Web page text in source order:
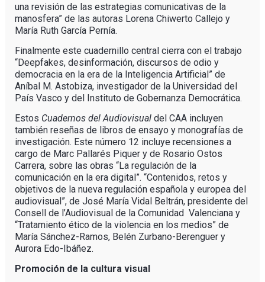
una revisión de las estrategias comunicativas de la
manosfera” de las autoras Lorena Chiwerto Callejo y
María Ruth García Pernía.
Finalmente este cuadernillo central cierra con el trabajo
“Deepfakes, desinformación, discursos de odio y
democracia en la era de la Inteligencia Artificial” de
Aníbal M. Astobiza, investigador de la Universidad del
País Vasco y del Instituto de Gobernanza Democrática.
Estos Cuadernos del Audiovisualdel CAA incluyen
también reseñas de libros de ensayo y monografías de
investigación. Este número 12 incluye recensiones a
cargo de Marc Pallarés Piquer y de Rosario Ostos
Carrera, sobre las obras “La regulación de la
comunicación en la era digital”. “Contenidos, retos y
objetivos de la nueva regulación española y europea del
audiovisual”, de José María Vidal Beltrán, presidente del
Consell de l’Audiovisual de la Comunidad Valenciana y
“Tratamiento ético de la violencia en los medios” de
María Sánchez-Ramos, Belén Zurbano-Berenguer y
Aurora Edo-Ibáñez.
Promoción de la cultura visual